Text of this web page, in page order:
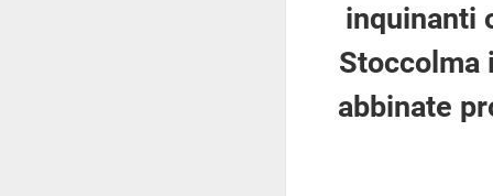
inquinanti
Stoccolma
abbinate